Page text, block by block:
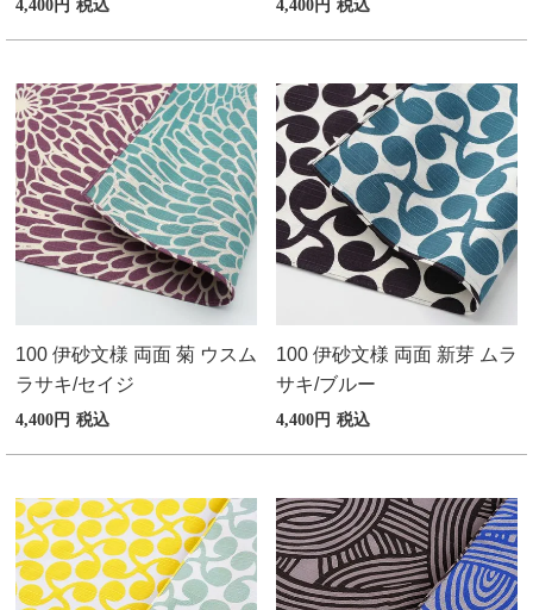
4,400 税込 4,400 税込
100 伊砂文様 両面 菊 ウスム
ラサキ/セイジ
4,400 税込
100 伊砂文様 両面 新芽 ムラ
サキ/ブルー
4,400 税込